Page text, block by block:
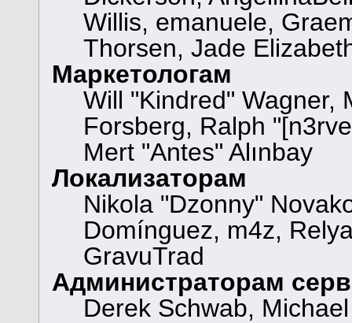
Willis, emanuele,
Thorsen, Jade
Маркетологам
Will "Kindred" Wagner,
Forsberg, Ralph
Mert "Antes" Alınbay
Локализаторам
Nikola "Dzonny"
Domínguez, m4z,
GravuTrad
Администраторам
Derek Schwab,